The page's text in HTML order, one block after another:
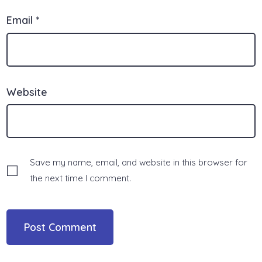
Email *
Website
Save my name, email, and website in this browser for
the next time I comment.